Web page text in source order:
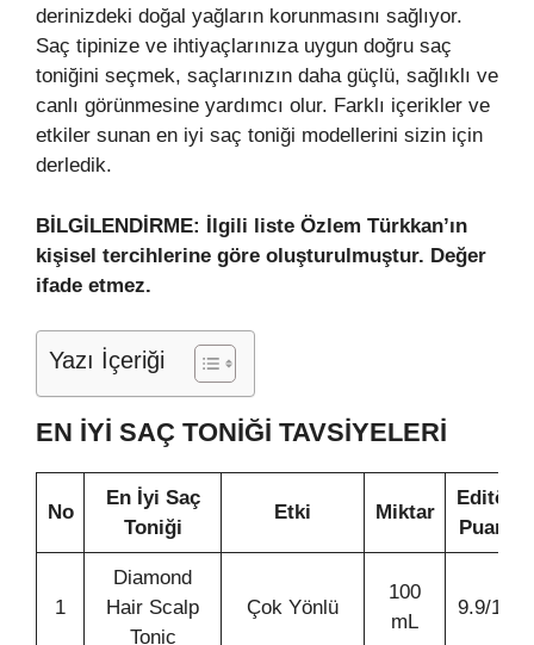
derinizdeki doğal yağların korunmasını sağlıyor.
Saç tipinize ve ihtiyaçlarınıza uygun doğru saç
toniğini seçmek, saçlarınızın daha güçlü, sağlıklı ve
canlı görünmesine yardımcı olur. Farklı içerikler ve
etkiler sunan en iyi saç toniği modellerini sizin için
derledik.
BİLGİLENDİRME: İlgili liste Özlem Türkkan’ın
kişisel tercihlerine göre oluşturulmuştur. Değer
ifade etmez.
Yazı İçeriği
EN İYI SAÇ TONIĞI TAVSIYELERI
No
En İyi Saç
Toniği
Etki Miktar
Editör
Puanı
1
Diamond
Hair Scalp
Tonic
Çok Yönlü
100
mL
9.9/10